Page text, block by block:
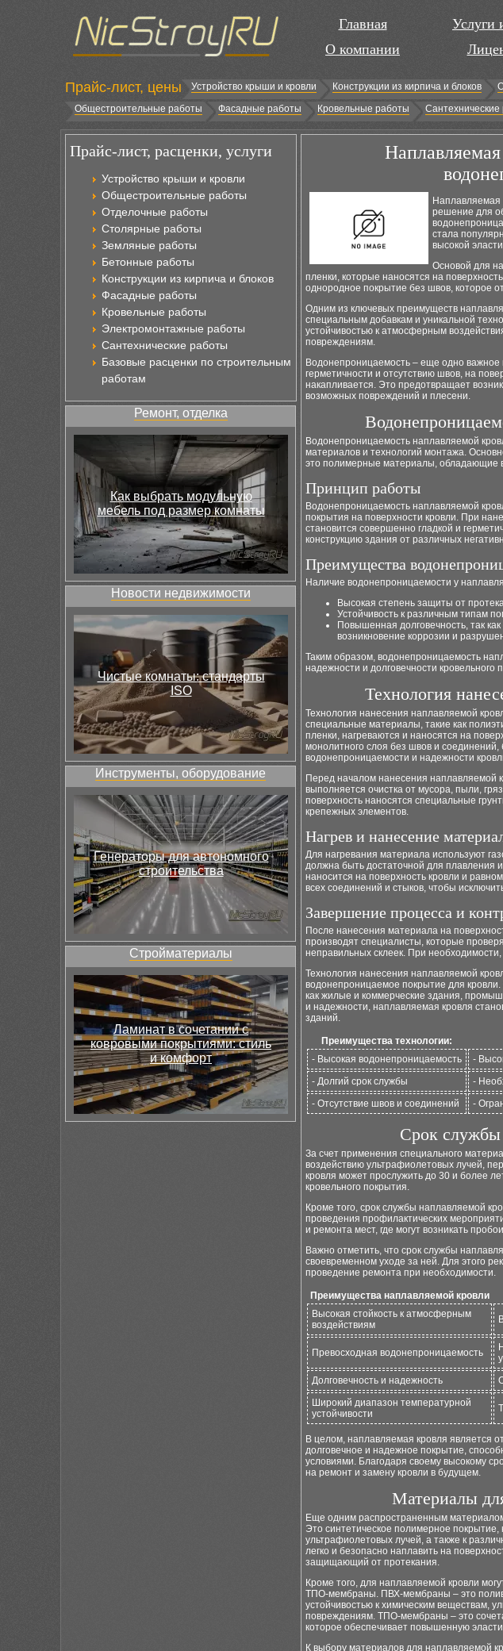
Главная
О компании
Услуги
Прайс-лист, цены Устройство крыши и кровли Конструкции из кирпича и блоков
Общестроительные работы
Фасадные работы Кровельные работы Сантехнические
Прайс-лист, расценки, услуги
Устройство крыши и кровли
Общестроительные работы
Отделочные работы
Столярные работы
Земляные работы
Бетонные работы
Конструкции из кирпича и блоков
Фасадные работы
Кровельные работы
Электромонтажные работы
Сантехнические работы
Базовые расценки по строительным
работам
Ремонт, отделка
Как выбрать модульную
мебель под размер комнаты
Новости недвижимости
Чистые комнаты: стандарты
ISO
Инструменты, оборудование
Генераторы для автономного
строительства
Стройматериалы
Ламинат в сочетании с
ковровыми покрытиями: стиль
и комфорт
Наплавляемая
решение для
стала
высокой
Основой для
пленки, которые наносятся на
однородное покрытие без швов, которое
Одним из ключевых преимуществ
специальным добавкам и уникальной
устойчивостью к атмосферным
повреждениям.
Водонепроницаемость – еще одно важное
герметичности и отсутствию швов, на
накапливается. Это предотвращает
возможных повреждений и плесени.
Водонепроницаемость наплавляемой
материалов и технологий монтажа.
это полимерные материалы, обладающие
Принцип работы
Водонепроницаемость наплавляемой
покрытия на поверхности кровли. При
становится совершенно гладкой и
конструкцию здания от различных
Преимущества
Наличие водонепроницаемости у
Высокая степень защиты от
Устойчивость к различным типам
Повышенная долговечность, так
возникновение коррозии и
Таким образом, водонепроницаемость
надежности и долговечности кровельного
Технология
Технология нанесения наплавляемой
специальные материалы, такие как
пленки, нагреваются и наносятся на
монолитного слоя без швов и соединений,
водонепроницаемости и надежности
Перед началом нанесения наплавляемой
выполняется очистка от мусора, пыли,
поверхность наносятся специальные
крепежных элементов.
Нагрев и нанесение
Для нагревания материала используют
должна быть достаточной для плавления
наносится на поверхность кровли и
всех соединений и стыков, чтобы
Завершение процесса и
После нанесения материала на
производят специалисты, которые
неправильных склеек. При
Технология нанесения наплавляемой
водонепроницаемое покрытие для
как жилые и коммерческие здания,
и надежности, наплавляемая кровля
зданий.
Преимущества технологии:
- Высокая водонепроницаемость
-
- Долгий срок службы
-
- Отсутствие швов и соединений
-
Срок службы
За счет применения специального
воздействию ультрафиолетовых лучей,
кровля может прослужить до 30 и более
кровельного покрытия.
Кроме того, срок службы наплавляемой
проведения профилактических
и ремонта мест, где могут возникать
Важно отметить, что срок службы
своевременном уходе за ней. Для этого
проведение ремонта при необходимости.
Преимущества наплавляемой кровли
Высокая стойкость к атмосферным
воздействиям
Превосходная водонепроницаемость
Долговечность и надежность
Широкий диапазон температурной
устойчивости
В целом, наплавляемая кровля является
долговечное и надежное покрытие,
условиями. Благодаря своему высокому
на ремонт и замену кровли в будущем.
Материалы
Еще одним распространенным
Это синтетическое полимерное покрытие,
ультрафиолетовых лучей, а также к
легко и безопасно наплавить на
защищающий от протекания.
Кроме того, для наплавляемой кровли
ТПО-мембраны. ПВХ-мембраны – это
устойчивостью к химическим веществам,
повреждениям. ТПО-мембраны – это
которое обеспечивает повышенную
К выбору материалов для наплавляемой